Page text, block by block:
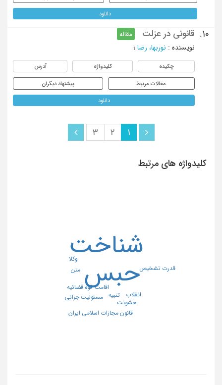
دانلود
10. قانونی در عزلت
مقاله
نویسنده : نوربها، رضا ؛
چکیده کلیدواژه آدرس
مقالات مرتبط پیشنهاد دیگران
دانلود
1
2
3
کلیدواژه های مرتبط
حبس
شناخت
اقامت
انقلاب
تنبیه
خشونت
قانون مجازات اسلامی ایران
قدرت تشخیص
قوه قضائیه
متن
مسئولیت جزائی
وکلا